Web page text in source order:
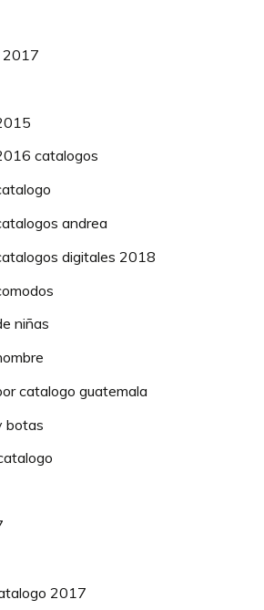
2017
catalogos
andrea
digitales 2018
niñas
catalogo guatemala
botas
2017